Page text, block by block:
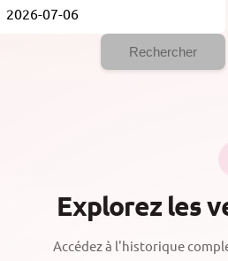
Rechercher
Explorez les
Accédez à l'historique